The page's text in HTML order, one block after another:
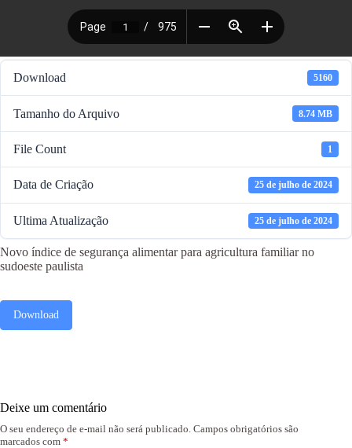
Download 5160
Tamanho do Arquivo 8.74 MB
File Count 1
Data de Criação 25 de julho de 2024
Ultima Atualização 25 de julho de 2024
Novo índice de segurança alimentar para agricultura familiar no
sudoeste paulista
Download
Deixe um comentário
O seu endereço de e-mail não será publicado. Campos obrigatórios são
marcados com *